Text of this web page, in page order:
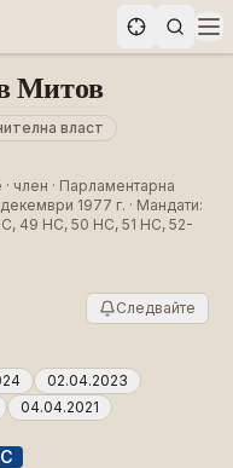
избори
Митов
власт
член · Парламентарна
1977 г. · Мандати:
49 НС, 50 НС, 51 НС, 52-
Следвайте
02.04.2023
04.04.2021